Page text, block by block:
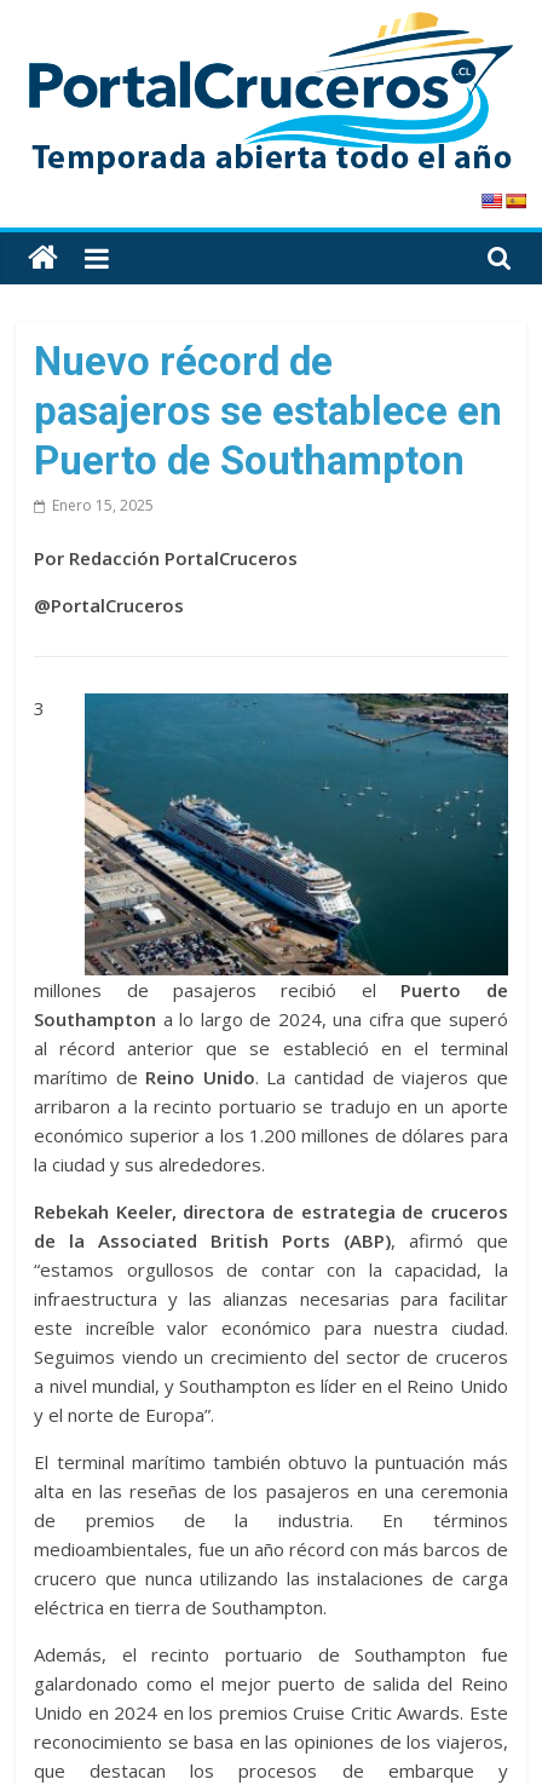
content
PortalCruceros
Toda
la
de
cruceros
en
un
solo
Nuevo récord de
pasajeros se establece en
Puerto de Southampton
Enero 15, 2025
Por Redacción PortalCruceros
@PortalCruceros
3
millones de pasajeros recibió el Puerto de
Southampton a lo largo de 2024, una cifra que superó
al récord anterior que se estableció en el terminal
marítimo de Reino Unido. La cantidad de viajeros que
arribaron a la recinto portuario se tradujo en un aporte
económico superior a los 1.200 millones de dólares para
la ciudad y sus alrededores.
Rebekah Keeler, directora de estrategia de cruceros
de la Associated British Ports (ABP), afirmó que
“estamos orgullosos de contar con la capacidad, la
infraestructura y las alianzas necesarias para facilitar
este increíble valor económico para nuestra ciudad.
Seguimos viendo un crecimiento del sector de cruceros
a nivel mundial, y Southampton es líder en el Reino Unido
y el norte de Europa”.
El terminal marítimo también obtuvo la puntuación más
alta en las reseñas de los pasajeros en una ceremonia
de premios de la industria. En términos
medioambientales, fue un año récord con más barcos de
crucero que nunca utilizando las instalaciones de carga
eléctrica en tierra de Southampton.
Además, el recinto portuario de Southampton fue
galardonado como el mejor puerto de salida del Reino
Unido en 2024 en los premios Cruise Critic Awards. Este
reconocimiento se basa en las opiniones de los viajeros,
que destacan los procesos de embarque y